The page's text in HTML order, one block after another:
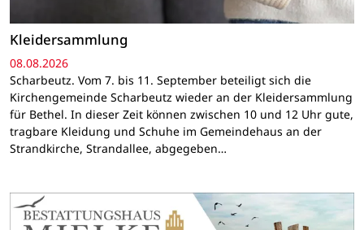
Kleidersammlung
08.08.2026
Scharbeutz. Vom 7. bis 11. September beteiligt sich die
Kirchengemeinde Scharbeutz wieder an der Kleidersammlung
für Bethel. In dieser Zeit können zwischen 10 und 12 Uhr gute,
tragbare Kleidung und Schuhe im Gemeindehaus an der
Strandkirche, Strandallee, abgegeben…